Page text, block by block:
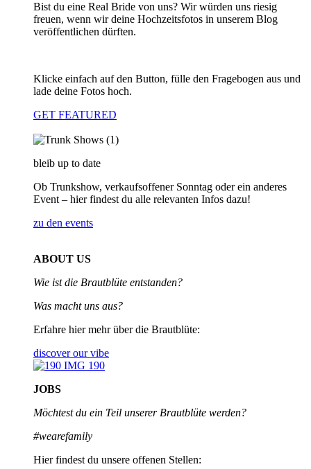
Bist du eine Real Bride von uns? Wir würden uns riesig
freuen, wenn wir deine Hochzeitsfotos in unserem Blog
veröffentlichen dürften.
Klicke einfach auf den Button, fülle den Fragebogen aus und
lade deine Fotos hoch.
GET FEATURED
bleib up to date
Ob Trunkshow, verkaufsoffener Sonntag oder ein anderes
Event – hier findest du alle relevanten Infos dazu!
zu den events
ABOUT US
Wie ist die Brautblüte entstanden?
Was macht uns aus?
Erfahre hier mehr über die Brautblüte:
discover our vibe
JOBS
Möchtest du ein Teil unsererBrautblüte werden?
#wearefamily
Hier findest du unsere offenen Stellen: